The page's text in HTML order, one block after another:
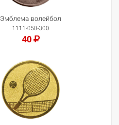
Эмблема волейбол
1111-050-300
40
Добавить в корзину